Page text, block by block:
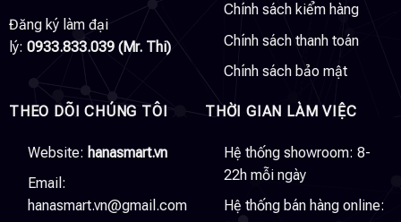
Đăng ký làm đại
lý: 0933.833.039 (Mr. Thi)
Chính sách kiểm hàng
Chính sách thanh toán
Chính sách bảo mật
THEO DÕI CHÚNG TÔI
Website: hanasmart.vn
Email:
hanasmart.vn@gmail.com
THỜI GIAN LÀM VIỆC
Hệ thống showroom: 8-
22h mỗi ngày
Hệ thống bán hàng online: